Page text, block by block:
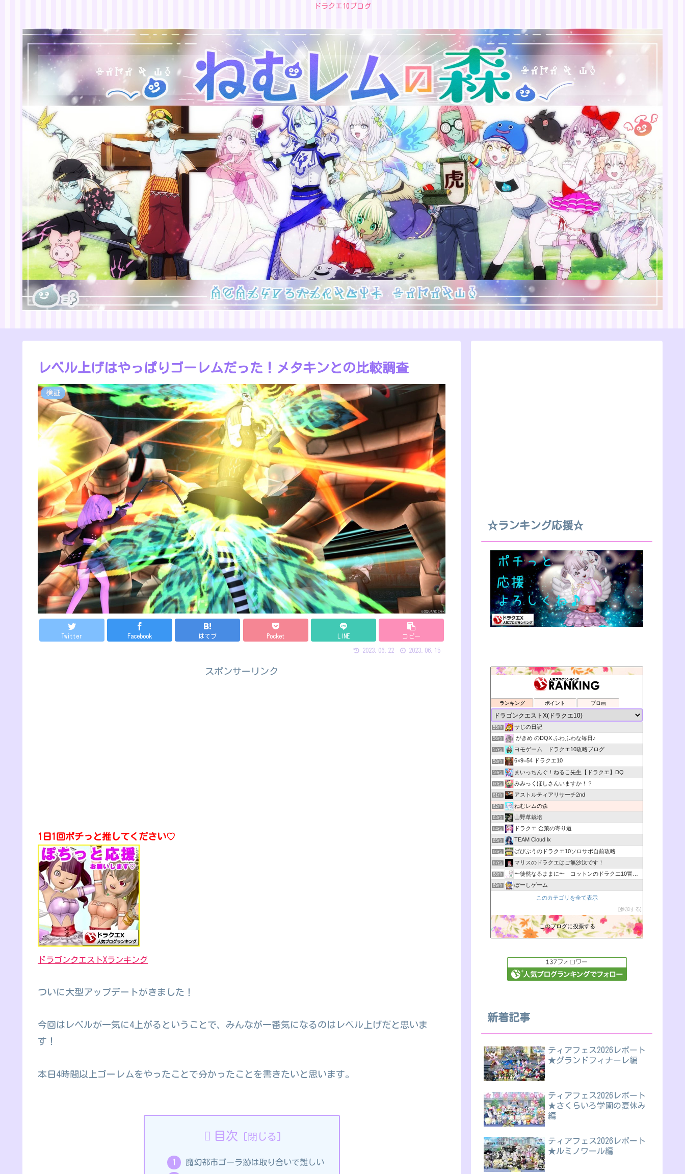
ドラクエ10ブログ
レベル上げはやっぱりゴーレムだった！メタキンとの比較調査
検証
Twitter Facebook はてブ Pocket LINE コピー
2023.06.22 2023.06.15
スポンサーリンク
1日1回ポチっと推してください♡
ドラゴンクエストXランキング
ついに大型アップデートがきました！
今回はレベルが一気に4上がるということで、みんなが一番気になるのはレベル上げだと思いま
す！
本日4時間以上ゴーレムをやったことで分かったことを書きたいと思います。
目次
魔幻都市ゴーラ跡は取り合いで難しい
☆ランキング応援☆
ランキング ポイント ブロ画
55位 サじの日記
56位 がきめ のDQX ふわふわな毎日♪
57位 ヨモゲーム ドラクエ10攻略ブログ
58位 6×9=54 ドラクエ10
59位 まいっちんぐ！ねるこ先生【ドラクエ】DQ
60位 みみっくほしさんいますか！？
61位 アストルティアリサーチ2nd
62位 ねむレムの森
63位 山野草栽培
64位 ドラクエ 金策の寄り道
65位 TEAM Cloud lx
66位 ばびぶうのドラクエ10ソロサポ自前攻略
67位 マリスのドラクエはご無沙汰です！
68位 〜徒然なるままに〜 コットンのドラクエ10冒険日記
69位 ぼーしゲーム
このカテゴリを全て表示
参加する
このブログに投票する
新着記事
ティアフェス2026レポート
★グランドフィナーレ編
ティアフェス2026レポート
★さくらいろ学園の夏休み
編
ティアフェス2026レポート
★ルミノワール編